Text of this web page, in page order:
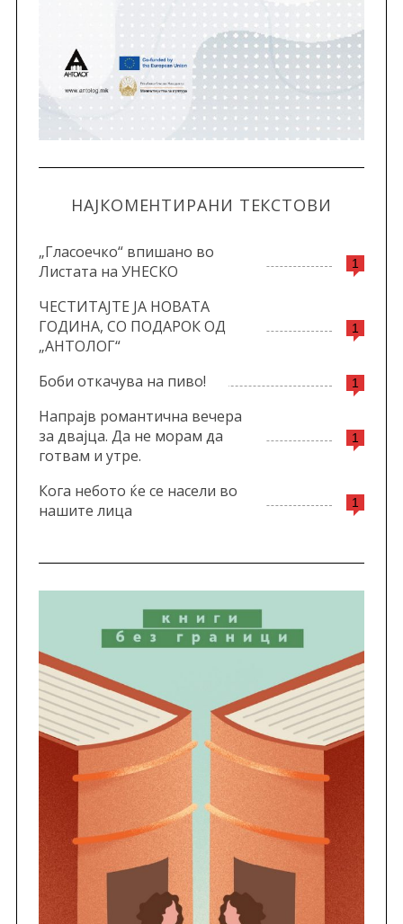
НАЈКОМЕНТИРАНИ ТЕКСТОВИ
1
„Гласоечко“ впишано во
Листата на УНЕСКО
1
ЧЕСТИТАЈТЕ ЈА НОВАТА
ГОДИНА, СО ПОДАРОК ОД
„АНТОЛОГ“
1
Боби откачува на пиво!
1
Напрајв романтична вечера
за двајца. Да не морам да
готвам и утре.
1
Кога небото ќе се насели во
нашите лица